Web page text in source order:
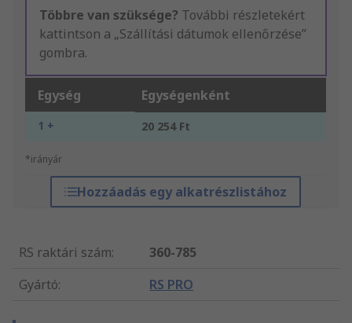
Többre van szüksége? További részletekért
kattintson a „Szállítási dátumok ellenőrzése”
gombra.
Egység Egységenként
1 + 20 254 Ft
*irányár
Hozzáadás egy alkatrészlistához
RS raktári szám:
360-785
Gyártó: RS PRO